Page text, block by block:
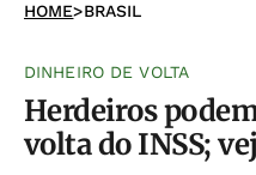
HOME>BRASIL
DINHEIRO DE VOLTA
Herdeiros
volta do INSS;